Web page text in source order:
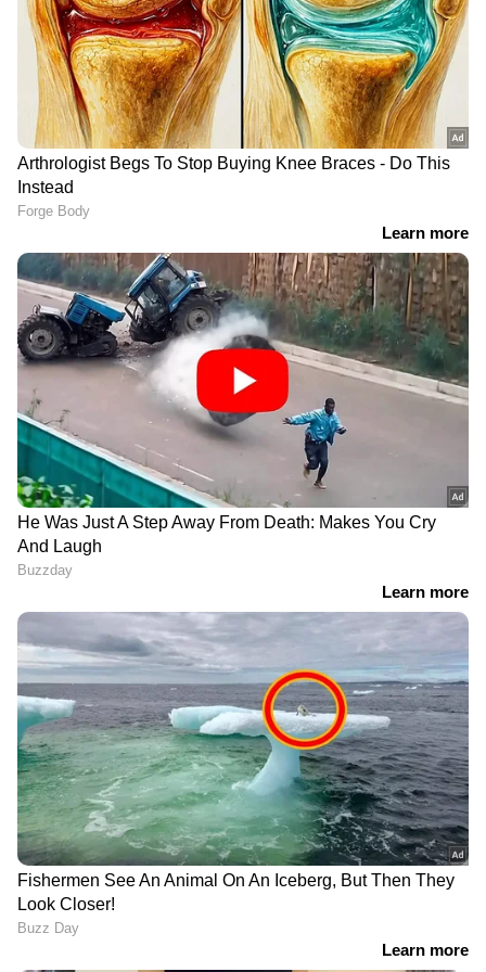
വാങ്ങിയിരുന്നു. ഫൈനലിലെ മോശം
പെരുമാറ്റത്തിലൂടെ 2 ഡി മെറിറ്റ് പോയിന്റ് കൂടി
ലഭിച്ചതോടെ ഈ സീസണിൽ താരത്തിന്‍റെ
ആകെ ഡിമെറിറ്റ് പോയിന്‍റ് അഞ്ചായി ഉയർന്നു.
ഐപിഎൽ നിയമപ്രകാരം 5 ഡിമെറിറ്റ്
പോയിന്‍റുകൾ ആവുന്ന കളിക്കാരന് ഒരു
മത്സരത്തിൽ നിന്ന് വിലക്ക് വരും.
DOWNLOAD APP
ഏഷ്യാനെറ്റ് ന്യൂസ് മലയാളത്തിലൂടെCricket
Newsഅറിയൂ. നിങ്ങളുടെ പ്രിയ ക്രിക്കറ്റ്ടീ
മുകളുടെ പ്രകടനങ്ങൾ, ആവേശകരമായ
നിമിഷങ്ങൾ, മത്സരം കഴിഞ്ഞുള്ള
വിശകലനങ്ങൾ — എല്ലാം ഇപ്പോൾ
Asianet
News Malayalamമലയാളത്തിൽ തന്നെ!
RECOMMENDED STORIES